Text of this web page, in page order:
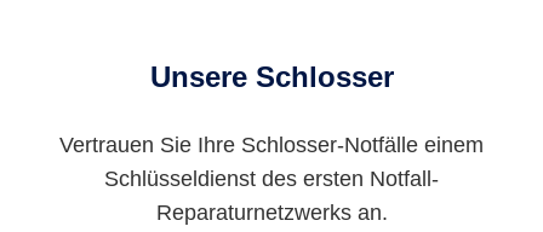
Unsere Schlosser
Vertrauen Sie Ihre Schlosser-Notfälle einem
Schlüsseldienst des ersten Notfall-
Reparaturnetzwerks an.